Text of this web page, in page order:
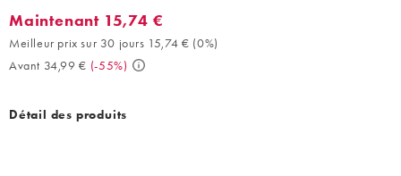
Maintenant 15,74 €. Meilleur prix sur 30 jours 15,74 € (0%).
Maintenant 15,74 €
Meilleur prix sur 30 jours 15,74 € (0%)
Avant 34,99 € (-55%)
Détail des produits